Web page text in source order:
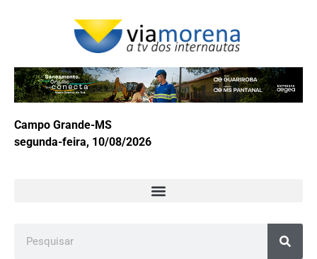
Campo Grande-MS
segunda-feira, 10/08/2026